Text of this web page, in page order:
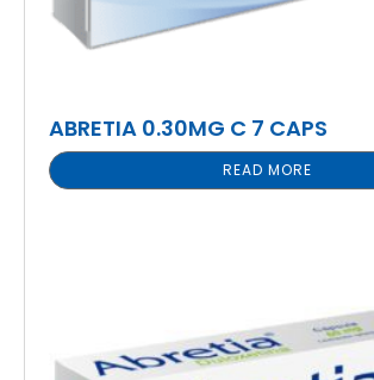
ABRETIA 0.30MG C 7 CAPS
READ MORE